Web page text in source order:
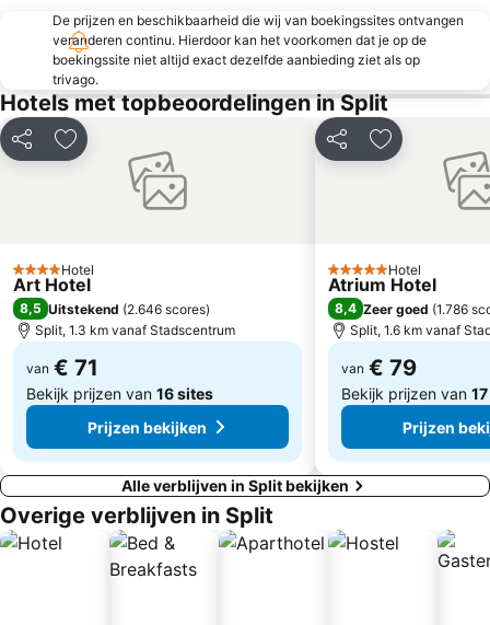
De prijzen en beschikbaarheid die wij van boekingssites ontvangen
veranderen continu. Hierdoor kan het voorkomen dat je op de
boekingssite niet altijd exact dezelfde aanbieding ziet als op
trivago.
Hotels met topbeoordelingen in Split
Delen Toevoegen aan favorieten
4 SterrenHotel
Art Hotel
8,5 Uitstekend (2.646 scores)
Split, 1.3 km vanaf Stadscentrum
van € 71
Bekijk prijzen van 16 sites
Prijzen bekijken
Delen Toevoegen
5 SterrenHotel
Atrium Hotel
8,4 Zeer goed (1.786
Split, 1.6 km vanaf
van € 79
Bekijk prijzen van
Prijzen
Alle verblijven in Split bekijken
Overige verblijven in Split